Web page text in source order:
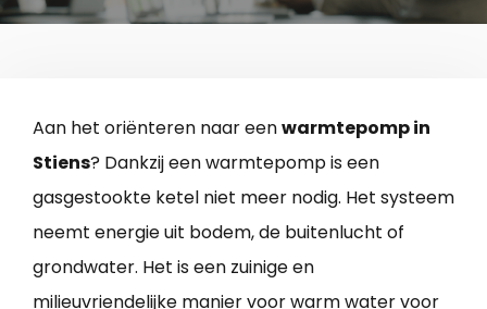
Aan het oriënteren naar eenwarmtepomp in
Stiens? Dankzij een warmtepomp is een
gasgestookte ketel niet meer nodig. Het systeem
neemt energie uit bodem, de buitenlucht of
grondwater. Het is een zuinige en
milieuvriendelijke manier voor warm water voor